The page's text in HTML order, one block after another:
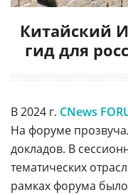
Китайский
гид для
В 2024 г. CNews
На форуме
докладов. В
тематических
рамках форума